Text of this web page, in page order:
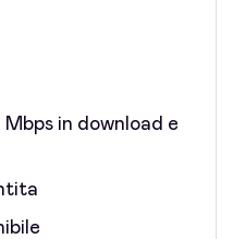
in download e